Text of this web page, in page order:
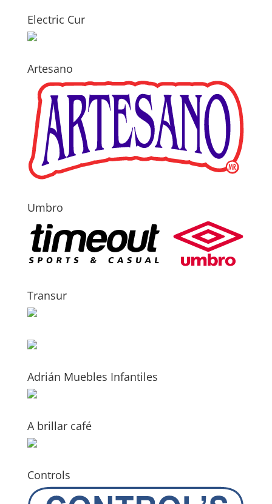
Electric Cur
Artesano
Umbro
Transur
Adrián Muebles Infantiles
A brillar café
Controls